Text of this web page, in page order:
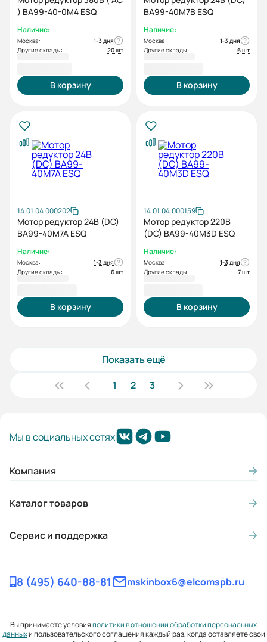
) BA99-40-0M4 ESQ
Наличие:
Москва:
1-3 дня
Другие склады:
20 шт
В корзину
BA99-40M7B ESQ
Наличие:
Москва:
1-3 дня
Другие склады:
6 шт
В корзину
14.01.04.000202
Мотор редуктор 24В (DC)
BA99-40M7A ESQ
Наличие:
Москва:
1-3 дня
Другие склады:
6 шт
В корзину
14.01.04.000159
Мотор редуктор 220В
(DC) BA99-40M3D ESQ
Наличие:
Москва:
1-3 дня
Другие склады:
7 шт
В корзину
Показать ещё
1
2 3
Мы в социальных сетях
Компания
Каталог товаров
Сервис и поддержка
8 (495) 640-88-81 mskinbox6@elcomspb.ru
Вы принимаете условияполитики в отношении обработки персональных
данныхи пользовательского соглашения каждый раз, когда оставляете свои